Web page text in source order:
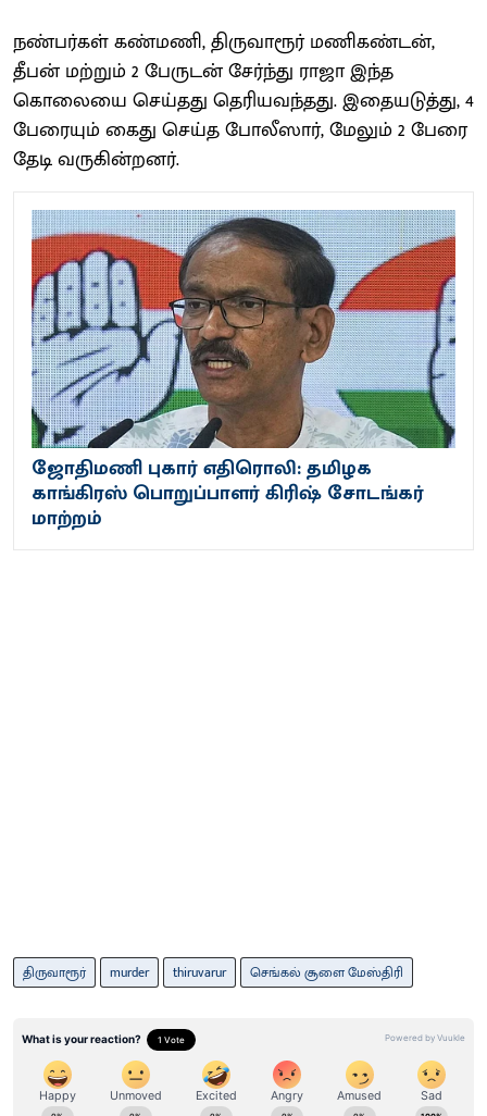
நண்​பர்​கள் கண்​மணி, திரு​வாரூர் மணி​கண்​டன்,
தீபன் மற்​றும் 2 பேருடன் சேர்ந்து ராஜா இந்த
கொலையை செய்​தது தெரிய​வந்​தது. இதையடுத்​து, 4
பேரையும் கைது செய்த போலீ​ஸார்​, மேலும்​ 2 பேரை
தேடி வரு​கின்​றனர்​.
ஜோதிமணி புகார் எதிரொலி: தமிழக
காங்கிரஸ் பொறுப்பாளர் கிரிஷ் சோடங்கர்
மாற்றம்
திருவாரூர் murder thiruvarur செங்கல் சூளை மேஸ்திரி